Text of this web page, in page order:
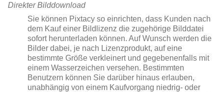
Direkter Bilddownload
Sie können Pixtacy so einrichten, dass Kunden nach
dem Kauf einer Bildlizenz die zugehörige Bilddatei
sofort herunterladen können. Auf Wunsch werden die
Bilder dabei, je nach Lizenzprodukt, auf eine
bestimmte Größe verkleinert und gegebenenfalls mit
einem Wasserzeichen versehen. Bestimmten
Benutzern können Sie darüber hinaus erlauben,
unabhängig von einem Kaufvorgang niedrig- oder